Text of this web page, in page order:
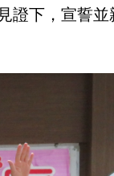
證下，宣誓